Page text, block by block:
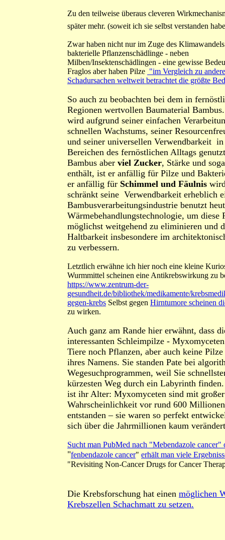
Zu den teilweise überaus cleveren
später mehr. (soweit ich sie selbst verstanden
Zwar haben nicht nur im Zuge des
bakterielle Pflanzenschädlinge - neben
Milben/Insektenschädlingen - eine gewisse
Fraglos aber haben Pilze "im Vergleich zu
Schadursachen weltweit betrachtet die größte
So auch zu beobachten bei dem in
Regionen wertvollen Baumaterial
wird aufgrund seiner einfachen
schnellen Wachstums, seiner
und seiner universellen Verwendbarkeit
Bereichen des fernöstlichen Alltags
Bambus aber viel Zucker, Stärke und
enthält, ist er anfällig für Pilze und
er anfällig für Schimmel und Fäulnis
schränkt seine Verwendbarkeit erheblich
Bambusverarbeitungsindustrie benutzt
Wärmebehandlungstechnologie, um diese
möglichst weitgehend zu eliminieren und
Haltbarkeit insbesondere im
zu verbessern.
Letztlich erwähne ich hier noch eine kleine
Wurmmittel scheinen eine Antikrebswirkung zu
https://www.zentrum-der-
gesundheit.de/bibliothek/medikamente/
gegen-krebs Selbst gegen Hirntumore scheinen
zu wirken.
Auch ganz am Rande hier erwähnt, dass
interessanten Schleimpilze -
Tiere noch Pflanzen, aber auch keine
ihres Namens. Sie standen Pate bei
Wegesuchprogrammen, weil Sie
kürzesten Weg durch ein Labyrinth
ist ihr Alter: Myxomyceten sind mit großer
Wahrscheinlichkeit vor rund 600
entstanden – sie waren so perfekt
sich über die Jahrmillionen kaum
Sucht man PubMed nach "Mebendazole cancer"
"fenbendazole cancer" erhält man viele
"Revisiting Non-Cancer Drugs for Cancer
Die Krebsforschung hat einen möglichen
Krebszellen Schachmatt zu setzen.